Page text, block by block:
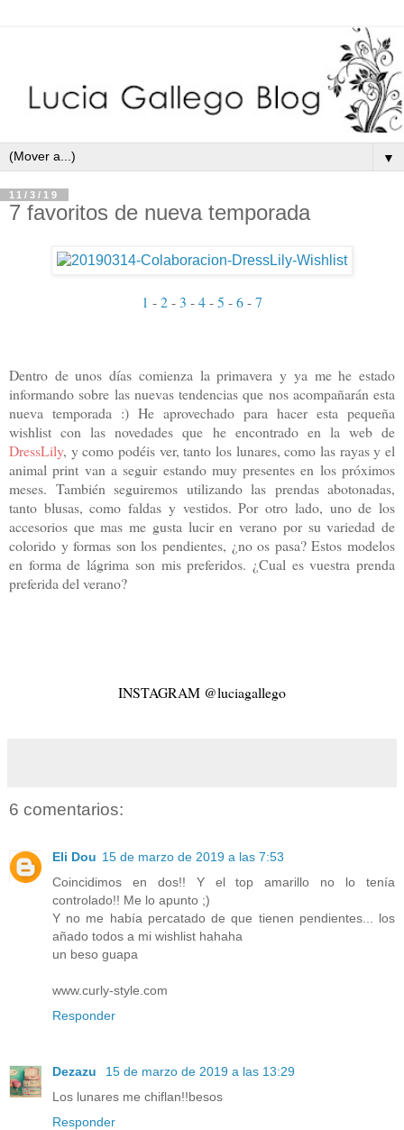
▼
11/3/19
7 favoritos de nueva temporada
1 -2-3 -4-5 -6-7
Dentro de unos días comienza la primavera y ya me he estado
informando sobre las nuevas tendencias que nos acompañarán esta
nueva temporada :) He aprovechado para hacer esta pequeña
wishlist con las novedades que he encontrado en la web de
DressLily, y como podéis ver, tanto los lunares, como las rayas y el
animal print van a seguir estando muy presentes en los próximos
meses. También seguiremos utilizando las prendas abotonadas,
tanto blusas, como faldas y vestidos. Por otro lado, uno de los
accesorios que mas me gusta lucir en verano por su variedad de
colorido y formas son los pendientes, ¿no os pasa? Estos modelos
en forma de lágrima son mis preferidos. ¿Cual es vuestra prenda
preferida del verano?
INSTAGRAM @luciagallego
6 comentarios:
Eli Dou 15 de marzo de 2019 a las 7:53
Coincidimos en dos!! Y el top amarillo no lo tenía
controlado!! Me lo apunto ;)
Y no me había percatado de que tienen pendientes... los
añado todos a mi wishlist hahaha
un beso guapa
www.curly-style.com
Responder
Dezazu
15 de marzo de 2019 a las 13:29
Los lunares me chiflan!!besos
Responder